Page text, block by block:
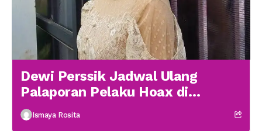
Dewi Perssik Jadwal Ulang
Palaporan Pelaku Hoax di
Medsos
Ismaya Rosita